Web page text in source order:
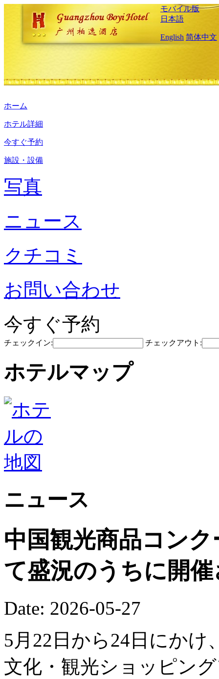
モバイル版
日本語
English 简体中文
ホーム
ホテル詳細
今すぐ予約
施設・設備
写真
ニュース
クチコミ
お問い合わせ
今すぐ予約
チェックイン: チェックアウト:
ホテルマップ
ニュース
中国観光商品コン
て盛況のうちに開
Date: 2026-05-27
5月22日から24日にかけ
文化・観光ショッピン